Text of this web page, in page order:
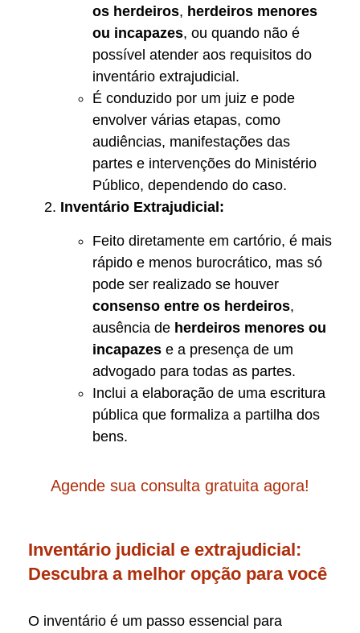
os herdeiros, herdeiros menores
ou incapazes, ou quando não é
possível atender aos requisitos do
inventário extrajudicial.
É conduzido por um juiz e pode
envolver várias etapas, como
audiências, manifestações das
partes e intervenções do Ministério
Público, dependendo do caso.
Inventário Extrajudicial:
Feito diretamente em cartório, é mais
rápido e menos burocrático, mas só
pode ser realizado se houver
consenso entre os herdeiros,
ausência de herdeiros menores ou
incapazes e a presença de um
advogado para todas as partes.
Inclui a elaboração de uma escritura
pública que formaliza a partilha dos
bens.
Agende sua consulta gratuita agora!
Inventário judicial e extrajudicial:
Descubra a melhor opção para você
O inventário é um passo essencial para